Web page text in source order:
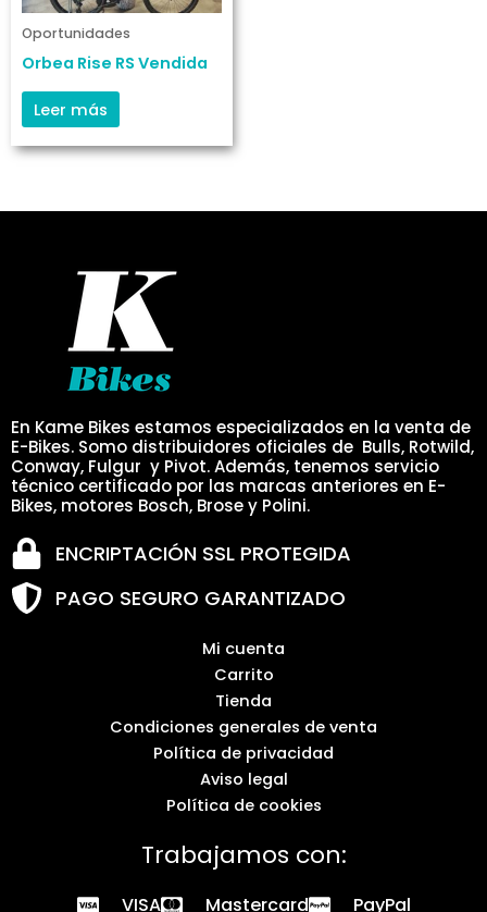
Oportunidades
Orbea Rise RS Vendida
Leer más
En Kame Bikes estamos especializados en la venta de
E-Bikes. Somo distribuidores oficiales de Bulls, Rotwild,
Conway, Fulgur y Pivot. Además, tenemos servicio
técnico certificado por las marcas anteriores en E-
Bikes, motores Bosch, Brose y Polini.
ENCRIPTACIÓN SSL PROTEGIDA
PAGO SEGURO GARANTIZADO
Mi cuenta
Carrito
Tienda
Condiciones generales de venta
Política de privacidad
Aviso legal
Política de cookies
Trabajamos con:
VISA Mastercard PayPal